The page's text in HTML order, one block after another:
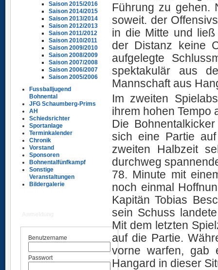
Saison 2015/2016
Saison 2014/2015
Saison 2013/2014
Saison 2012/2013
Saison 2011/2012
Saison 2010/2011
Saison 2009/2010
Saison 2008/2009
Saison 2007/2008
Saison 2006/2007
Saison 2005/2006
Fussballjugend
Bohnental
JFG Schaumberg-Prims
AH
Schiedsrichter
Sportanlage
Terminkalender
Chronik
Vorstand
Sponsoren
Bohnentalfünfkampf
Sonstige
Veranstaltungen
Bildergalerie
Benutzername
Passwort
Führung zu gehen.
soweit. der
in die Mitte und
der Distanz keine
aufgelegte
spektakulär aus
Mannschaft aus
Im zweiten
ihrem hohen Tempo
Die
sich eine Partie
zweiten Halbzeit
durchweg
78. Minute mit
noch einmal
Kapitän Tobias
sein Schuss
Mit dem letzten
auf die Partie.
vorne warfen, gab
Hangard in dieser